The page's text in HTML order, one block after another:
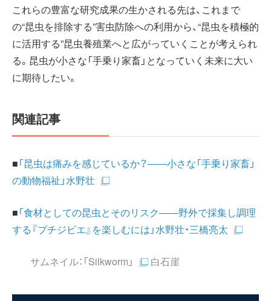
これらの豊富な研究成果の生かされる先は、これまで
の“昆虫を排除する”害虫防除への利用から、“昆虫を積極的
に活用する”昆虫養殖業へと広がっていくことが考えられ
る。昆虫が小さな「手乗り家畜」となっていく未来に大い
に期待したい。
関連記事
■「昆虫は痛みを感じているか？――小さな「手乗り家畜」
の動物福祉」水野壮
■「食材としての昆虫とそのリスク――野外で採集し調理
する『プチジビエ』を楽しむには」水野壮・三橋亮太
サムネイル： 「Silkworm」 白石崖